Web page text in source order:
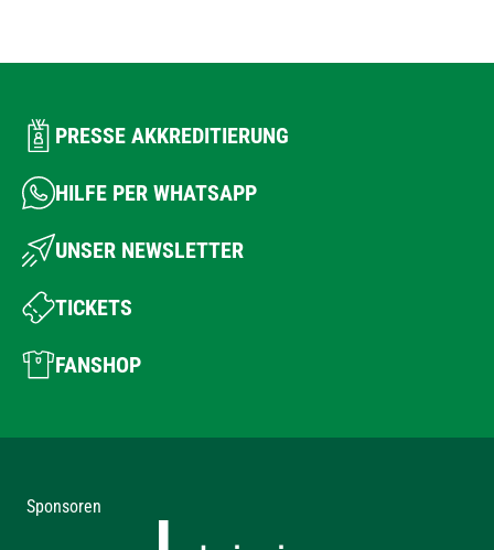
PRESSE AKKREDITIERUNG
HILFE PER WHATSAPP
UNSER NEWSLETTER
TICKETS
FANSHOP
Sponsoren